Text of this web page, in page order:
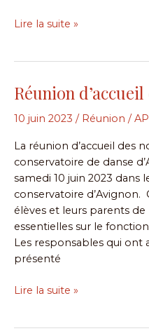
Lire la suite »
Réunion
10 juin 2023 / Réunion /
La réunion d’accueil des
conservatoire de danse
samedi 10 juin 2023 dans
conservatoire d’Avignon.
élèves et leurs parents
essentielles sur le
Les responsables qui ont
présenté
Réunion
des
élèves
Lire la suite »